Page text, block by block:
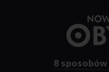
8 sposobów